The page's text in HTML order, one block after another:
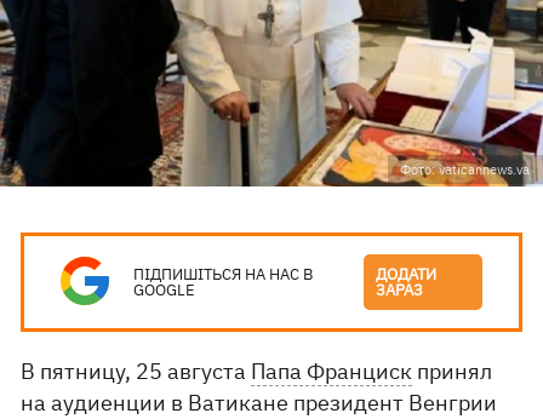
Фото: vaticannews.va
ПІДПИШІТЬСЯ НА НАС В
GOOGLE
ДОДАТИ
ЗАРАЗ
В пятницу, 25 августа Папа Франциск принял
на аудиенции в Ватикане президент Венгрии